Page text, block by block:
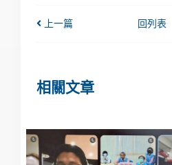
上一篇 回列表
相關文章